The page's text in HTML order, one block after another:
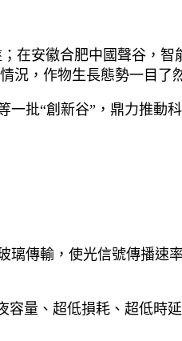
在安徽合肥中國聲谷，
情況，作物生長態勢一目
批“創新谷”，鼎力推動
傳輸，使光信號傳播速
量、超低損耗、超低時